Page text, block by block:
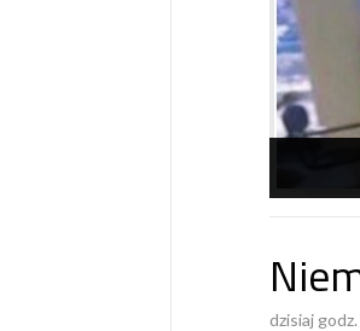
dzisiaj